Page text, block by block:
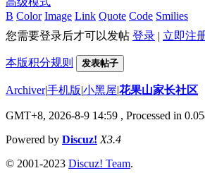
B Color Image Link Quote Code Smilies
您需要登录后才可以发帖 登录 | 立即注
本版积分规则 发表帖子
Archiver|手机版|小黑屋|花果山家长社区
GMT+8, 2026-8-9 14:59 , Processed in
Powered by Discuz! X3.4
© 2001-2023 Discuz! Team.